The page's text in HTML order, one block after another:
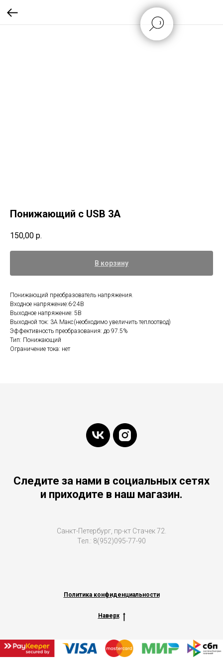
Понижающий с USB 3А
150,00 р.
В корзину
Понижающий преобразователь напряжения.
Входное напряжение:6-24В
Выходное напряжение: 5В
Выходной ток: 3А Макс(необходимо увеличить теплоотвод)
Эффективность преобразования: до 97.5%
Тип: Понижающий
Ограничение тока: нет
Следите за нами в социальных сетях
и приходите в наш магазин.
Санкт-Петербург, пр-кт Стачек 72.
Тел.: 8(952)095-77-90
Политика конфиденциальности
Наверх